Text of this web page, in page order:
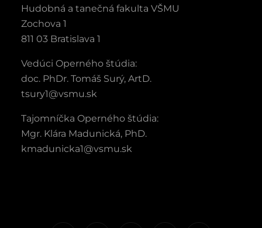
Hudobná a tanečná fakulta VŠMU
Zochova 1
811 03 Bratislava 1
Vedúci Operného štúdia:
doc. PhDr. Tomáš Surý, ArtD.
tsury1@vsmu.sk
Tajomníčka Operného štúdia:
Mgr. Klára Madunická, PhD.
kmadunicka1@vsmu.sk